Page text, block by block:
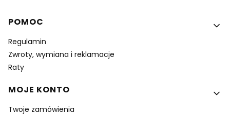
Linki w stopce
POMOC
Regulamin
Zwroty, wymiana i reklamacje
Raty
MOJE KONTO
Twoje zamówienia